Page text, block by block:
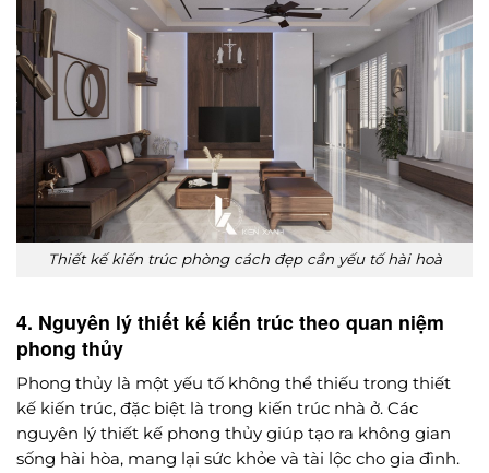
Thiết kế kiến trúc phòng cách đẹp cần yếu tố hài hoà
4. Nguyên lý thiết kế kiến trúc theo quan niệm
phong thủy
Phong thủy là một yếu tố không thể thiếu trong thiết
kế kiến trúc, đặc biệt là trong kiến trúc nhà ở. Các
nguyên lý thiết kế phong thủy giúp tạo ra không gian
sống hài hòa, mang lại sức khỏe và tài lộc cho gia đình.